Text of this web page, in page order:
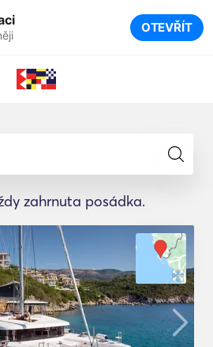
OTEVŘÍT
zahrnuta posádka.